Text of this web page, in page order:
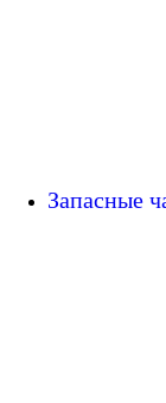
Запасные